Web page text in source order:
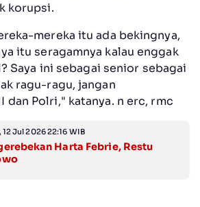
korupsi.
mereka itu ada bekingnya,
itu seragamnya kalau enggak
Saya ini sebagai senior sebagai
ragu-ragu, jangan
dan Polri," katanya. n erc, rmc
12 Jul 2026 22:16 WIB
Harta Febrie, Restu